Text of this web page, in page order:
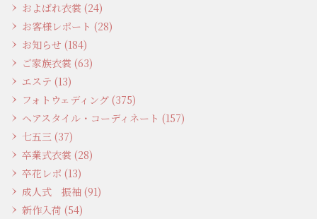
およばれ衣裳 (24)
お客様レポート (28)
お知らせ (184)
ご家族衣裳 (63)
エステ (13)
フォトウェディング (375)
ヘアスタイル・コーディネート (157)
七五三 (37)
卒業式衣裳 (28)
卒花レポ (13)
成人式 振袖 (91)
新作入荷 (54)